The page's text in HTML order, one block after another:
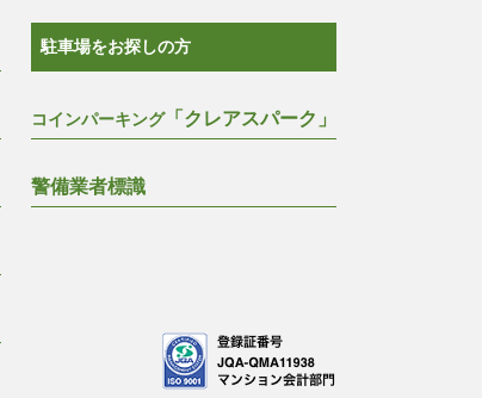
駐車場をお探しの方
コインパーキング「クレアスパーク」
警備業者標識